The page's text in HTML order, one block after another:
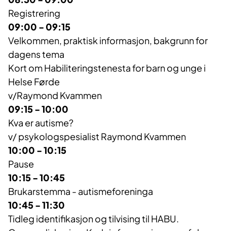
Registrering
09:00 - 09:15
Velkommen, praktisk informasjon, bakgrunn for
dagens tema
Kort om Habiliteringstenesta for barn og unge i
Helse Førde
v/Raymond Kvammen
09:15 - 10:00
Kva er autisme?
v/ psykologspesialist Raymond Kvammen
10:00 - 10:15
Pause
10:15 - 10:45
Brukarstemma - autismeforeninga
10:45 - 11:30
Tidleg identifikasjon og tilvising til HABU.